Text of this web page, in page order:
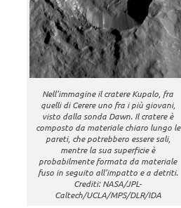
Nell’immagine il cratere Kupalo, fra
quelli di Cerere uno fra i più giovani,
visto dalla sonda Dawn. Il cratere è
composto da materiale chiaro lungo le
pareti, che potrebbero essere sali,
mentre la sua superficie è
probabilmente formata da materiale
fuso in seguito all’impatto e a detriti.
Crediti: NASA/JPL-
Caltech/UCLA/MPS/DLR/IDA